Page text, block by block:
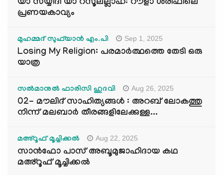
യാ സയ്യിദീ യാ റസൂലല്ലാഹ്: റൗളാ ശരീഫിലെ
പ്രണയകാവ്യം
മുഹമ്മദ് സുഫ്‌യാൻ എം.പി Sep 1, 2025
Losing My Religion: പരമാർത്ഥത്തെ തേടി ഒരു
യാത്ര
സൽമാനുൽ ഫാരിസി ഹുദവി Aug 26, 2025
02- മൗലിദ് സാഹിത്യങ്ങൾ : അറബ് ലോകത്തു
നിന്ന് മലബാർ തീരങ്ങളിലേക്കുള്ള...
മഅ്റൂഫ് മൂച്ചിക്കല്‍ Aug 22, 2025
സാൻഫോ പാസ് അബൂമുജാഹിദായ കഥ
മഅ്റൂഫ് മൂച്ചിക്കല്‍